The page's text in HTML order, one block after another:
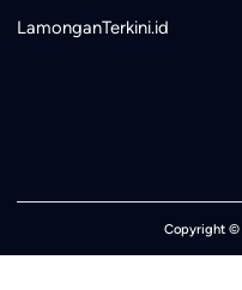
LamonganTerkini.id
Copyright ©